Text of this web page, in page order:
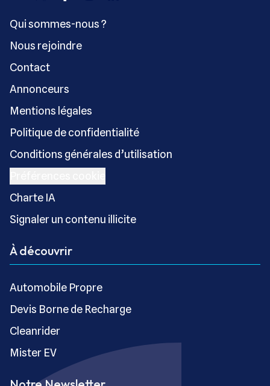
Qui sommes-nous ?
Nous rejoindre
Contact
Annonceurs
Mentions légales
Politique de confidentialité
Conditions générales d’utilisation
Charte IA
Signaler un contenu illicite
À découvrir
Automobile Propre
Devis Borne de Recharge
Cleanrider
Mister EV